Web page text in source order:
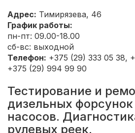
Адрес: Тимирязева, 46
График работы:
пн-пт: 09.00-18.00
сб-вс: выходной
Телефон: +375 (29) 333 05 38,
+375 (29) 994 99 90
Тестирование и
дизельных
насосов.
рулевых реек.